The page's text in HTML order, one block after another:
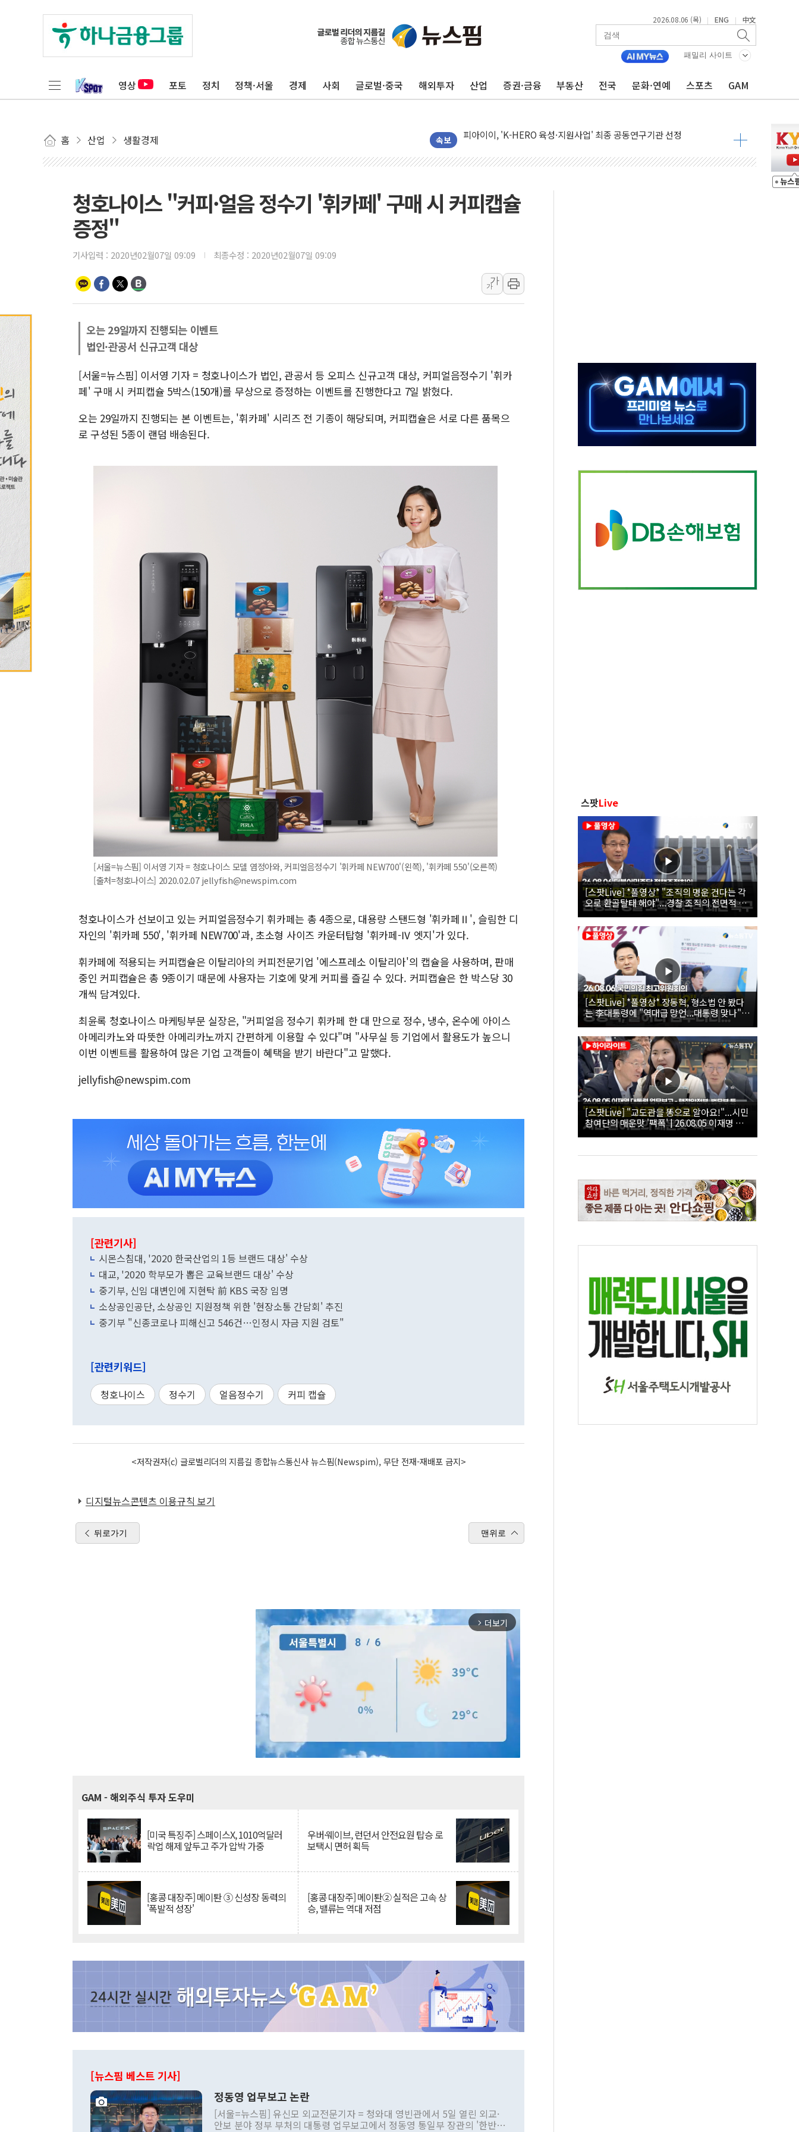
2026.08.06 (목) | ENG | 中文
패밀리 사이트
영상 포토 정치 정책·서울 경제 사회 글로벌·중국 해외투자 산업 증권·금융 부동산 전국 문화·연예 스포츠 GAM
홈 산업 생활경제 속보
SUV 시대에도 세단 저력…아반떼 계약 첫날 1만대 넘었다
롯데에너지머티, 2분기 영업손실 169억원…전년 比 45.7% 축소
노타, '키미 K3' 경량화 모델 공개
현대캐피탈, '제네시스 파이낸스 썸머 페스타' 진행…리스·렌트 할인
NH농협카드, 유니온페이와 해외 10개국 10% 즉시할인
[특징주] SK하이닉스 8%대 급락…주주환원·솔리다임 이슈 부각
셀리맥스, 상반기 매출 1,988억 원 기록
반도체 호조에 6월 경상수지 '역대 최대'…한은 "연간 전망치 웃돌 듯"
[특징주] 심텍, 실적 반등에 6%대 급등…증권가도 눈높이 상향
"트럼프의 '先 호르무즈·後 핵협상' 전략, 이란에 주도권 넘길 위험"
청호나이스 "커피·얼음 정수기 '휘카페' 구매 시 커피캡슐
증정"
기사입력 : 2020년02월07일 09:09 최종수정 : 2020년02월07일 09:09
가
가
오는 29일까지 진행되는 이벤트
법인·관공서 신규고객 대상
[서울=뉴스핌] 이서영 기자 = 청호나이스가 법인, 관공서 등 오피스 신규고객 대상, 커피얼음정수기 '휘카
페' 구매 시 커피캡슐 5박스(150개)를 무상으로 증정하는 이벤트를 진행한다고 7일 밝혔다.
오는 29일까지 진행되는 본 이벤트는, '휘카페' 시리즈 전 기종이 해당되며, 커피캡슐은 서로 다른 품목으
로 구성된 5종이 랜덤 배송된다.
[서울=뉴스핌] 이서영 기자 = 청호나이스 모델 염정아와, 커피얼음정수기 '휘카페 NEW700'(왼쪽), '휘카페 550'(오른쪽)
[출처=청호나이스] 2020.02.07 jellyfish@newspim.com
청호나이스가 선보이고 있는 커피얼음정수기 휘카페는 총 4종으로, 대용량 스탠드형 '휘카페Ⅱ', 슬림한 디
자인의 '휘카페 550', '휘카페 NEW700'과, 초소형 사이즈 카운터탑형 '휘카페-Ⅳ 엣지'가 있다.
휘카페에 적용되는 커피캡슐은 이탈리아의 커피전문기업 '에스프레소 이탈리아'의 캡슐을 사용하며, 판매
중인 커피캡슐은 총 9종이기 때문에 사용자는 기호에 맞게 커피를 즐길 수 있다. 커피캡슐은 한 박스당 30
개씩 담겨있다.
최윤록 청호나이스 마케팅부문 실장은, "커피얼음 정수기 휘카페 한 대 만으로 정수, 냉수, 온수에 아이스
아메리카노와 따뜻한 아메리카노까지 간편하게 이용할 수 있다"며 "사무실 등 기업에서 활용도가 높으니
이번 이벤트를 활용하여 많은 기업 고객들이 혜택을 받기 바란다"고 말했다.
jellyfish@newspim.com
[관련기사]
시몬스침대, '2020 한국산업의 1등 브랜드 대상' 수상
대교, '2020 학부모가 뽑은 교육브랜드 대상' 수상
중기부, 신임 대변인에 지현탁 前 KBS 국장 임명
소상공인공단, 소상공인 지원정책 위한 '현장소통 간담회' 추진
중기부 "신종코로나 피해신고 546건…인정시 자금 지원 검토"
[관련키워드]
청호나이스 정수기 얼음정수기 커피 캡슐
<저작권자(c) 글로벌리더의 지름길 종합뉴스통신사 뉴스핌(Newspim), 무단 전재-재배포 금지>
디지털뉴스콘텐츠 이용규칙 보기
뒤로가기 맨위로
arrow_forward_ios 더보기
GAM - 해외주식 투자 도우미
[미국 특징주] 스페이스X, 1010억달러
락업 해제 앞두고 주가 압박 가중
우버·웨이브, 런던서 안전요원 탑승 로
보택시 면허 획득
[홍콩 대장주] 메이퇀 ③ 신성장 동력의
'폭발적 성장'
[홍콩 대장주] 메이퇀② 실적은 고속 상
승, 밸류는 역대 저점
[뉴스핌 베스트 기사]
정동영 업무보고 논란
[서울=뉴스핌] 유신모 외교전문기자 = 청와대 영빈관에서 5일 열린 외교·
안보 분야 정부 부처의 대통령 업무보고에서 정동영 통일부 장관의 '한반도
스팟Live
[스팟Live] *풀영상* "조직의 명운 건다는 각
오로 환골탈태 해야"...경찰 조직의 전면적 쇄
신 촉구한 한병도 | 26.08.06 더불어민주당 정
책조정회의
[스팟Live] *풀영상* 장동혁, 형소법 안 봤다
는 李대통령에 "역대급 망언...대통령 맞나"｜
26.08.06 국민의힘 최고위원회의
[스팟Live] "교도관을 똥으로 알아요!"...시민
참여단의 매운맛 '팩폭' | 26.08.05 이재명 대
통령 업무보고 - 행정안전부, 법무부, 국무조